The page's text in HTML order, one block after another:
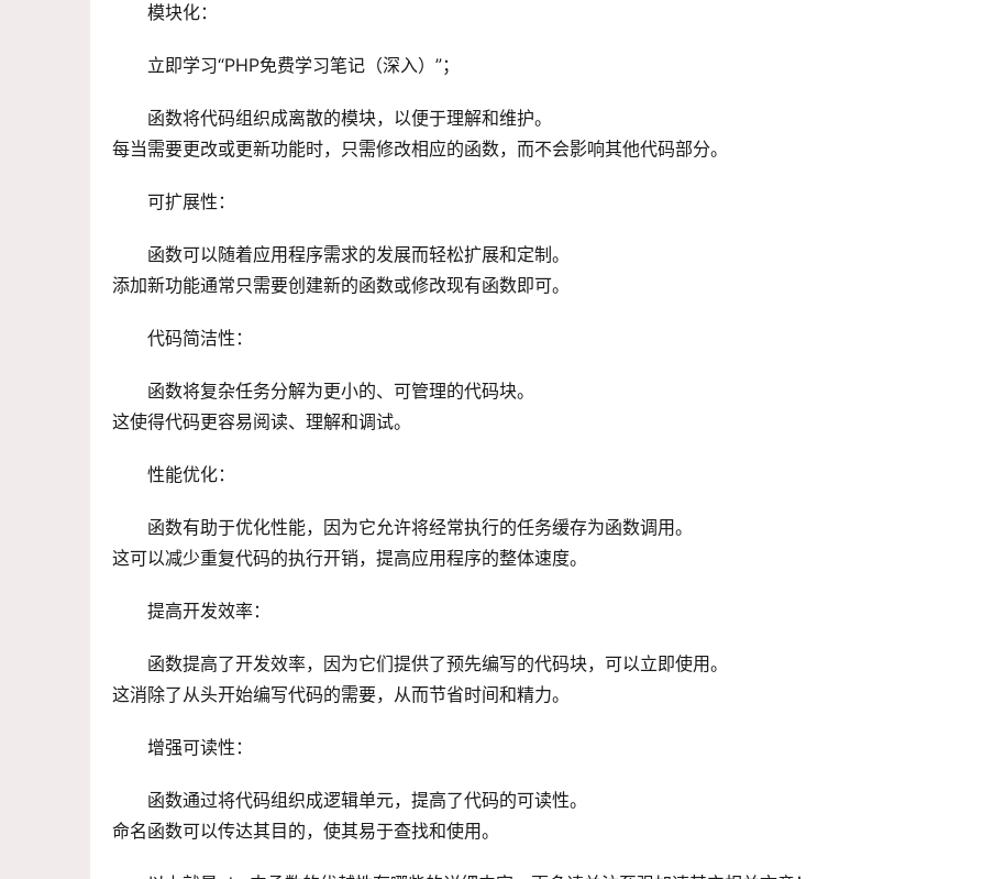
模块化：
立即学习“PHP免费学习笔记（深入）”；
函数将代码组织成离散的模块，以便于理解和维护。
每当需要更改或更新功能时，只需修改相应的函数，而不会影响其他代码部分。
可扩展性：
函数可以随着应用程序需求的发展而轻松扩展和定制。
添加新功能通常只需要创建新的函数或修改现有函数即可。
代码简洁性：
函数将复杂任务分解为更小的、可管理的代码块。
这使得代码更容易阅读、理解和调试。
性能优化：
函数有助于优化性能，因为它允许将经常执行的任务缓存为函数调用。
这可以减少重复代码的执行开销，提高应用程序的整体速度。
提高开发效率：
函数提高了开发效率，因为它们提供了预先编写的代码块，可以立即使用。
这消除了从头开始编写代码的需要，从而节省时间和精力。
增强可读性：
函数通过将代码组织成逻辑单元，提高了代码的可读性。
命名函数可以传达其目的，使其易于查找和使用。